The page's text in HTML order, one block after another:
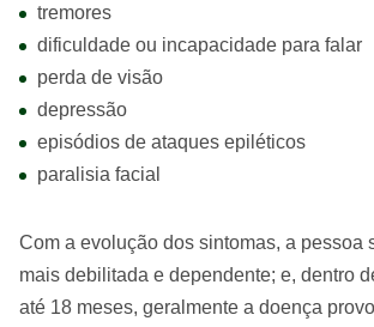
tremores
dificuldade ou incapacidade para falar
perda de visão
depressão
episódios de ataques epiléticos
paralisia facial
Com a evolução dos sintomas, a pessoa
mais debilitada e dependente; e, dentro
até 18 meses, geralmente a doença